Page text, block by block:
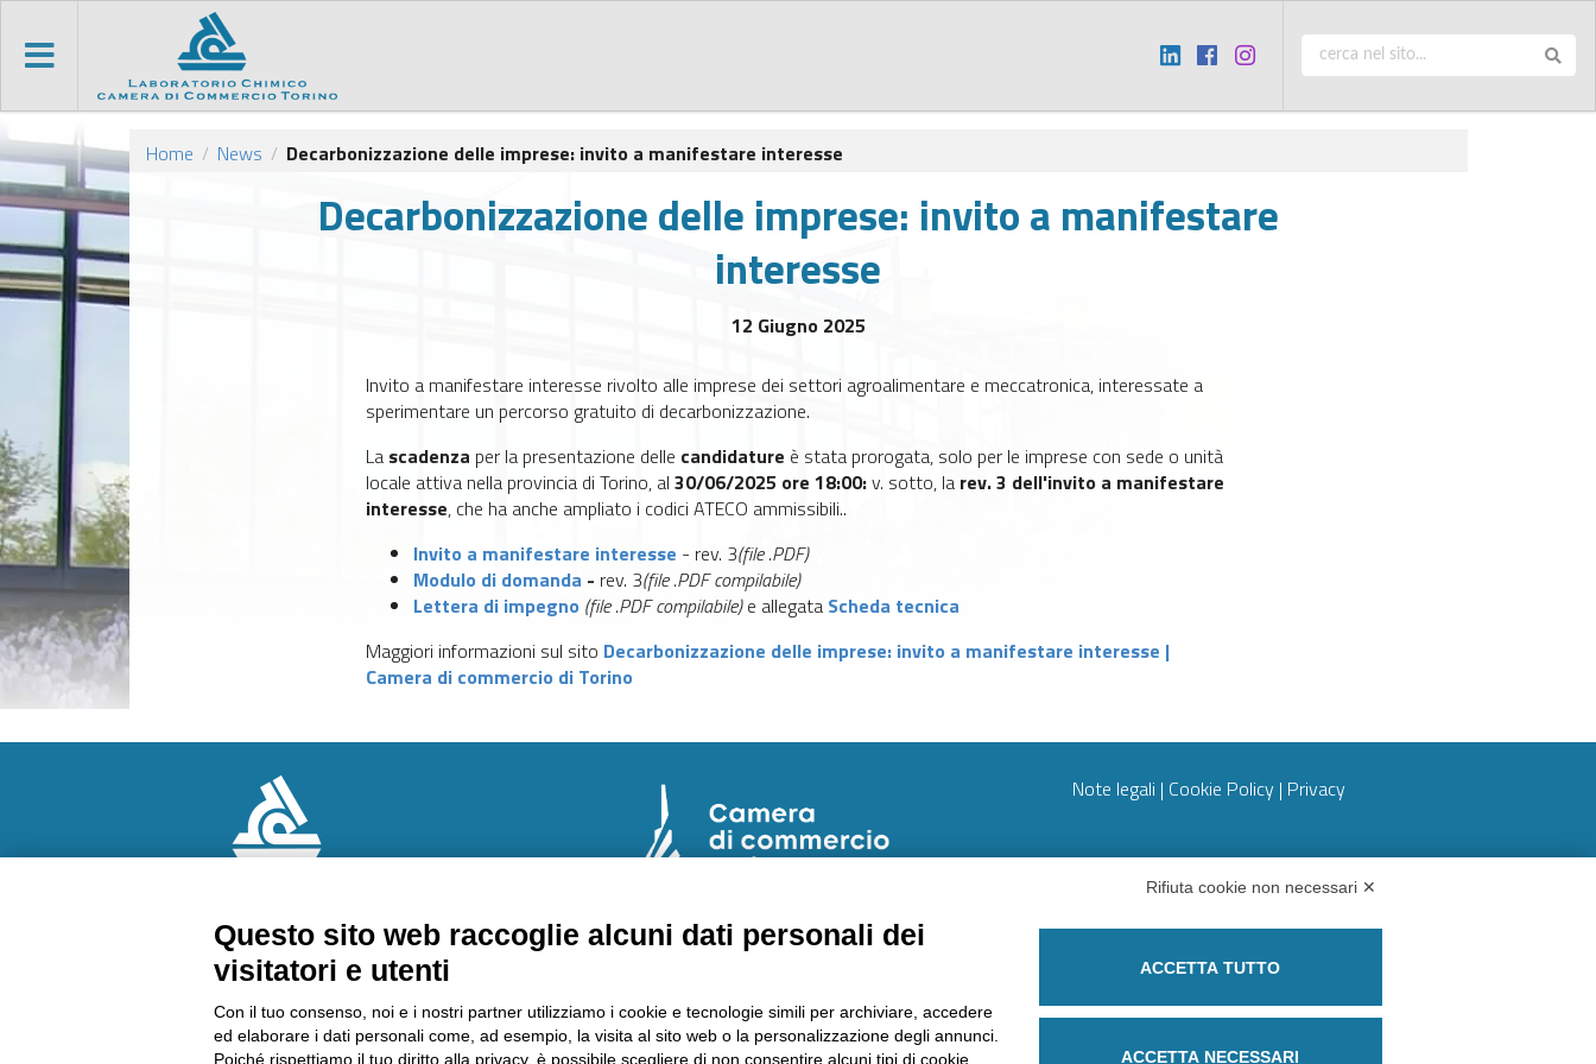
Home / News / Decarbonizzazione delle imprese: invito a manifestare interesse
Decarbonizzazione delle imprese: invito a manifestare
interesse
12 Giugno 2025
Invito a manifestare interesse rivolto alle imprese dei settori agroalimentare e meccatronica, interessate a
sperimentare un percorso gratuito di decarbonizzazione.
La scadenza per la presentazione delle candidature è stata prorogata, solo per le imprese con sede o unità
locale attiva nella provincia di Torino, al30/06/2025 ore 18:00:v. sotto, la rev. 3 dell'invito a manifestare
interesse, che ha anche ampliato i codici ATECO ammissibili..
Invito a manifestare interesse - rev. 3(file .PDF)
Modulo di domanda - rev. 3(file .PDF compilabile)
Lettera di impegno (file .PDF compilabile)e allegata Scheda tecnica
Maggiori informazioni sul sito Decarbonizzazione delle imprese: invito a manifestare interesse |
Camera di commercio di Torino
Note legali | Cookie Policy | Privacy
CHI SIAMO
Come arrivare
Richiedi un preventivo
AMMINISTRAZIONE
Lavora con noi
Riconoscimenti
Via Ventimiglia, 165 - 10127 Torino
Tel011 6700111Fax011 6700100
Partita IVA 09273250010
Regime split payment
Rifiuta cookie non necessari ✕
Questo sito web raccoglie alcuni dati personali dei
visitatori e utenti
Con il tuo consenso, noi e i nostri partner utilizziamo i cookie e tecnologie simili per archiviare, accedere
ed elaborare i dati personali come, ad esempio, la visita al sito web o la personalizzazione degli annunci.
Poiché rispettiamo il tuo diritto alla privacy, è possibile scegliere di non consentire alcuni tipi di cookie.
ACCETTA TUTTO
ACCETTA NECESSARI